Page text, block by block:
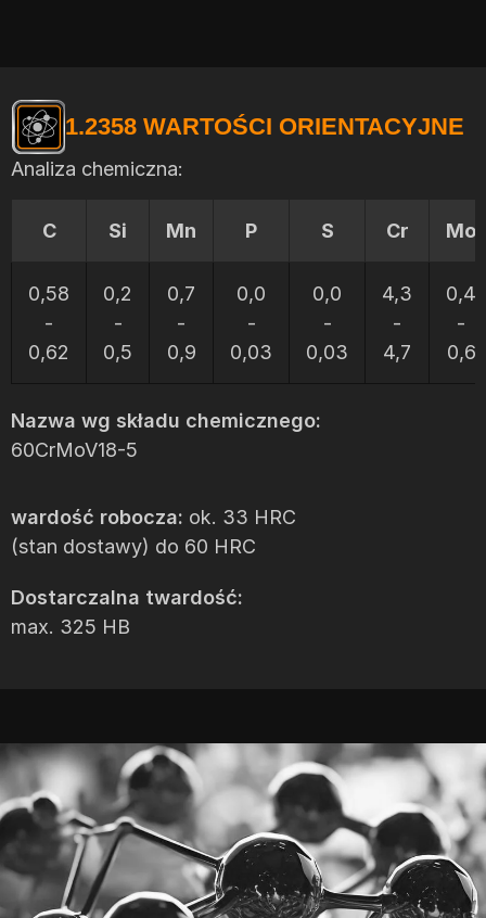
1.2358 WARTOŚCI ORIENTACYJNE
Analiza chemiczna:
C Si Mn P S Cr Mo
0,58
-
0,62
0,2
-
0,5
0,7
-
0,9
0,0
-
0,03
0,0
-
0,03
4,3
-
4,7
0,4
-
0,6
Nazwa wg składu chemicznego:
60CrMoV18-5
wardość robocza: ok. 33 HRC
(stan dostawy) do 60 HRC
Dostarczalna twardość:
max. 325 HB